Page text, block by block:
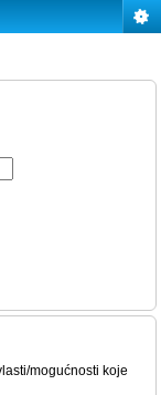
mogućnosti koje